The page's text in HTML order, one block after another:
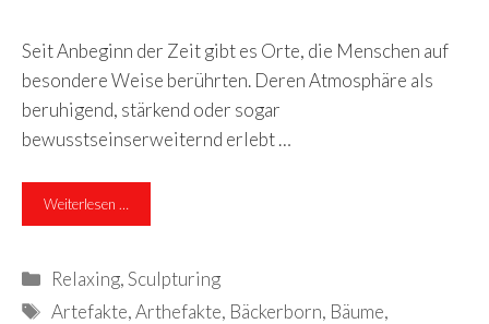
Seit Anbeginn der Zeit gibt es Orte, die Menschen auf
besondere Weise berührten. Deren Atmosphäre als
beruhigend, stärkend oder sogar
bewusstseinserweiternd erlebt …
Weiterlesen …
Kategorien
Relaxing,Sculpturing
Schlagwörter
Artefakte,Arthefakte, Bäckerborn, Bäume,